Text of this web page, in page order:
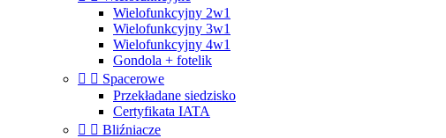
Wielofunkcyjny 2w1
Wielofunkcyjny 3w1
Wielofunkcyjny 4w1
Gondola + fotelik
  Spacerowe
Przekładane siedzisko
Certyfikata IATA
  Bliźniacze